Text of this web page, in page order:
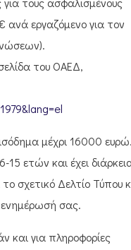
ανά εργαζόμενο για τον
του ΟΑΕΔ,
μέχρι 16000
ετών και έχει
σχετικό Δελτίο Τύπου
σας.
και για πληροφορίες